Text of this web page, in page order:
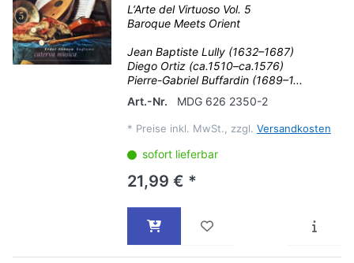
L‘Arte del Virtuoso Vol. 5
Baroque Meets Orient
Jean Baptiste Lully (1632–1687)
Diego Ortiz (ca.1510–ca.1576)
Pierre-Gabriel Buffardin (1689–1...
Art.-Nr.
MDG 626 2350-2
* Preise inkl. MwSt., zzgl. Versandkosten
sofort lieferbar
21,99 € *